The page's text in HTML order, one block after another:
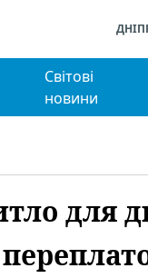
Світові
новини
для